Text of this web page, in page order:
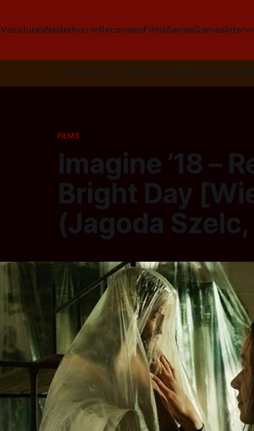
VacaturesNederhorrorRecensiesFilmsSeriesGames
Volg ons op: 📣 RSS 📰 Google News 🦋
FILMS
Imagine ’18 –
Bright Day
(Jagoda Szelc,